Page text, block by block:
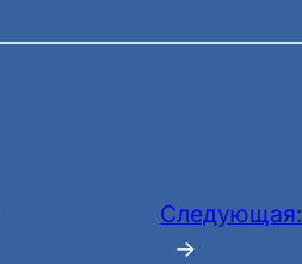
Следующая:
→